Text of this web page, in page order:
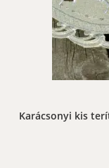
Karácsonyi kis